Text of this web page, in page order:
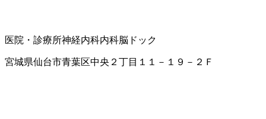
医院・診療所神経内科内科脳ドック
宮城県仙台市青葉区中央２丁目１１－１９－２Ｆ